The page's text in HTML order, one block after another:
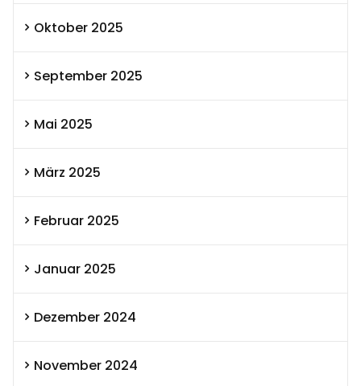
Oktober 2025
September 2025
Mai 2025
März 2025
Februar 2025
Januar 2025
Dezember 2024
November 2024